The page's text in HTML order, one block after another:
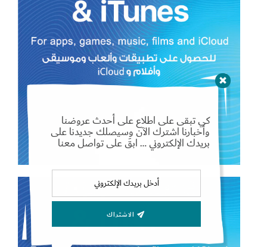
كي تبقى على اطلاع على أحدث عروضنا
وأخبارنا اشترك الآن وسيصلك جديدنا على
بريدك الإلكتروني … ابقَ على تواصل معنا